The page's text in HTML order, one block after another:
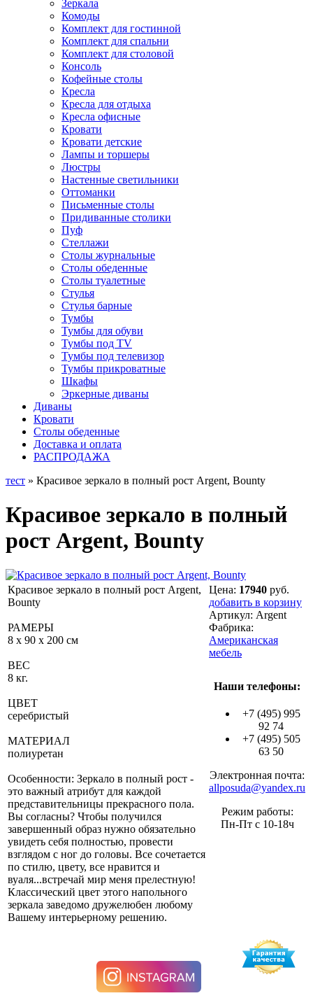
Зеркала
Комоды
Комплект для гостинной
Комплект для спальни
Комплект для столовой
Консоль
Кофейные столы
Кресла
Кресла для отдыха
Кресла офисные
Кровати
Кровати детские
Лампы и торшеры
Люстры
Настенные светильники
Оттоманки
Письменные столы
Придиванные столики
Пуф
Стеллажи
Столы журнальные
Столы обеденные
Столы туалетные
Стулья
Стулья барные
Тумбы
Тумбы для обуви
Тумбы под TV
Тумбы под телевизор
Тумбы прикроватные
Шкафы
Эркерные диваны
Диваны
Кровати
Столы обеденные
Доставка и оплата
РАСПРОДАЖА
тест » Красивое зеркало в полный рост Аrgent, Bounty
Красивое зеркало в полный
рост Аrgent, Bounty
Красивое зеркало в полный рост Аrgent,
Bounty
РАМЕРЫ
8 x 90 x 200 см
ВЕС
8 кг.
ЦВЕТ
серебристый
МАТЕРИАЛ
полиуретан
Особенности: Зеркало в полный рост -
это важный атрибут для каждой
представительницы прекрасного пола.
Вы согласны? Чтобы получился
завершенный образ нужно обязательно
увидеть себя полностью, провести
взглядом с ног до головы. Все сочетается
по стилю, цвету, все нравится и
вуаля...встречай мир меня прелестную!
Классический цвет этого напольного
зеркала заведомо дружелюбен любому
Вашему интерьерному решению.
Цена: 17940 руб.
добавить в корзину
Артикул: Аrgent
Фабрика:
Американская
мебель
Наши телефоны:
+7 (495) 995
92 74
+7 (495) 505
63 50
Электронная почта:
allposuda@yandex.ru
Режим работы:
Пн-Пт с 10-18ч